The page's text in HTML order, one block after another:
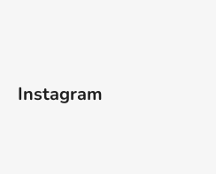
Instagram